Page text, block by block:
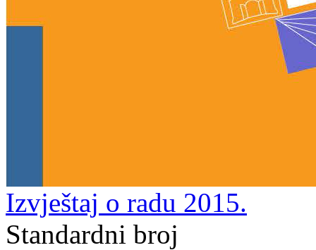
Izvještaj o radu 2015.
Standardni broj